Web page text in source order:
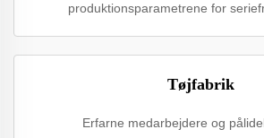
produktionsparametrene for
Tøjfabrik
Erfarne medarbejdere og